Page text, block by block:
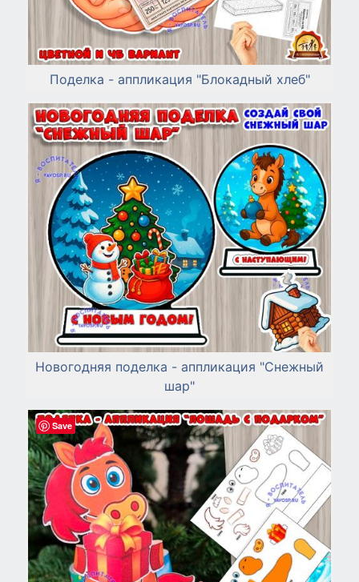
Поделка - аппликация "Блокадный хлеб"
Новогодняя поделка - аппликация "Снежный
шар"
Save